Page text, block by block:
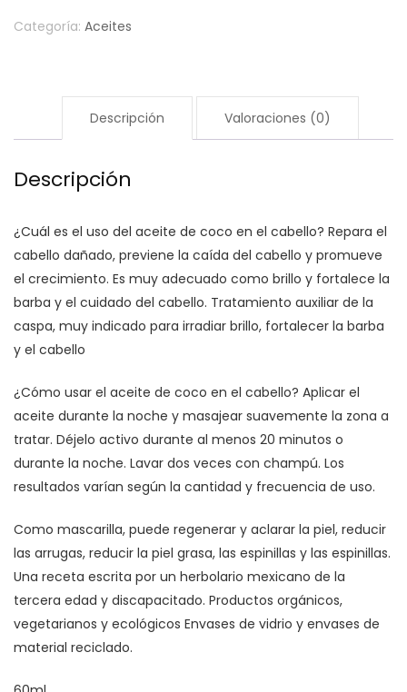
Categoría: Aceites
Descripción Valoraciones (0)
Descripción
¿Cuál es el uso del aceite de coco en el cabello? Repara el
cabello dañado, previene la caída del cabello y promueve
el crecimiento. Es muy adecuado como brillo y fortalece la
barba y el cuidado del cabello. Tratamiento auxiliar de la
caspa, muy indicado para irradiar brillo, fortalecer la barba
y el cabello
¿Cómo usar el aceite de coco en el cabello? Aplicar el
aceite durante la noche y masajear suavemente la zona a
tratar. Déjelo activo durante al menos 20 minutos o
durante la noche. Lavar dos veces con champú. Los
resultados varían según la cantidad y frecuencia de uso.
Como mascarilla, puede regenerar y aclarar la piel, reducir
las arrugas, reducir la piel grasa, las espinillas y las espinillas.
Una receta escrita por un herbolario mexicano de la
tercera edad y discapacitado. Productos orgánicos,
vegetarianos y ecológicos Envases de vidrio y envases de
material reciclado.